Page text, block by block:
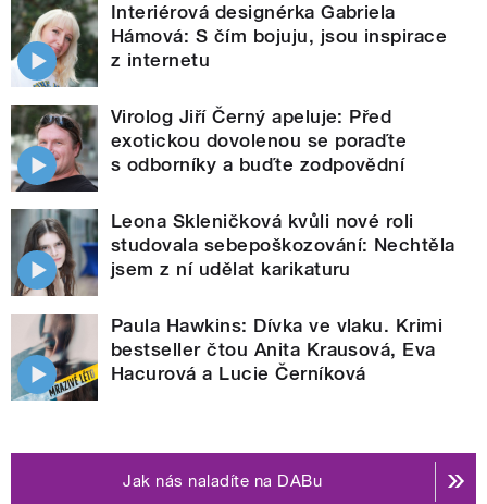
Interiérová designérka Gabriela
Hámová: S čím bojuju, jsou inspirace
z internetu
Virolog Jiří Černý apeluje: Před
exotickou dovolenou se poraďte
s odborníky a buďte zodpovědní
Leona Skleničková kvůli nové roli
studovala sebepoškozování: Nechtěla
jsem z ní udělat karikaturu
Paula Hawkins: Dívka ve vlaku. Krimi
bestseller čtou Anita Krausová, Eva
Hacurová a Lucie Černíková
Jak nás naladíte na DABu